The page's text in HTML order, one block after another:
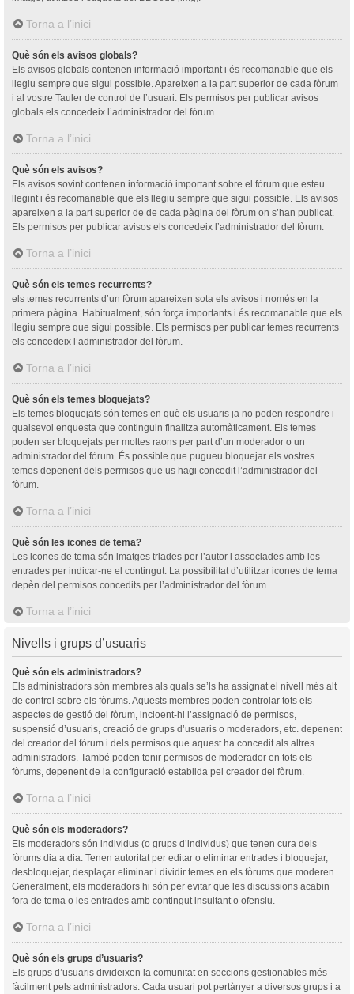
Torna a l’inici
Què són els avisos globals?
Els avisos globals contenen informació important i és recomanable que els
llegiu sempre que sigui possible. Apareixen a la part superior de cada fòrum
i al vostre Tauler de control de l’usuari. Els permisos per publicar avisos
globals els concedeix l’administrador del fòrum.
Torna a l’inici
Què són els avisos?
Els avisos sovint contenen informació important sobre el fòrum que esteu
llegint i és recomanable que els llegiu sempre que sigui possible. Els avisos
apareixen a la part superior de de cada pàgina del fòrum on s’han publicat.
Els permisos per publicar avisos els concedeix l’administrador del fòrum.
Torna a l’inici
Què són els temes recurrents?
els temes recurrents d’un fòrum apareixen sota els avisos i només en la
primera pàgina. Habitualment, són força importants i és recomanable que els
llegiu sempre que sigui possible. Els permisos per publicar temes recurrents
els concedeix l’administrador del fòrum.
Torna a l’inici
Què són els temes bloquejats?
Els temes bloquejats són temes en què els usuaris ja no poden respondre i
qualsevol enquesta que continguin finalitza automàticament. Els temes
poden ser bloquejats per moltes raons per part d’un moderador o un
administrador del fòrum. És possible que pugueu bloquejar els vostres
temes depenent dels permisos que us hagi concedit l’administrador del
fòrum.
Torna a l’inici
Què són les icones de tema?
Les icones de tema són imatges triades per l’autor i associades amb les
entrades per indicar-ne el contingut. La possibilitat d’utilitzar icones de tema
depèn del permisos concedits per l’administrador del fòrum.
Torna a l’inici
Nivells i grups d’usuaris
Què són els administradors?
Els administradors són membres als quals se’ls ha assignat el nivell més alt
de control sobre els fòrums. Aquests membres poden controlar tots els
aspectes de gestió del fòrum, incloent-hi l’assignació de permisos,
suspensió d’usuaris, creació de grups d’usuaris o moderadors, etc. depenent
del creador del fòrum i dels permisos que aquest ha concedit als altres
administradors. També poden tenir permisos de moderador en tots els
fòrums, depenent de la configuració establida pel creador del fòrum.
Torna a l’inici
Què són els moderadors?
Els moderadors són individus (o grups d’individus) que tenen cura dels
fòrums dia a dia. Tenen autoritat per editar o eliminar entrades i bloquejar,
desbloquejar, desplaçar eliminar i dividir temes en els fòrums que moderen.
Generalment, els moderadors hi són per evitar que les discussions acabin
fora de tema o les entrades amb contingut insultant o ofensiu.
Torna a l’inici
Què són els grups d’usuaris?
Els grups d’usuaris divideixen la comunitat en seccions gestionables més
fàcilment pels administradors. Cada usuari pot pertànyer a diversos grups i a